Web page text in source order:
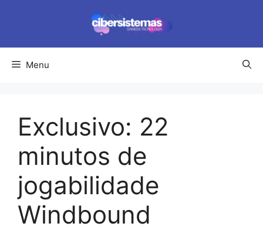
conteúdo
Menu
Exclusivo: 22
minutos de
jogabilidade
Windbound